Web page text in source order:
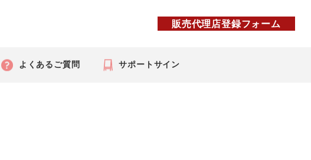
販売代理店登録フォーム
よくあるご質問 サポートサイン